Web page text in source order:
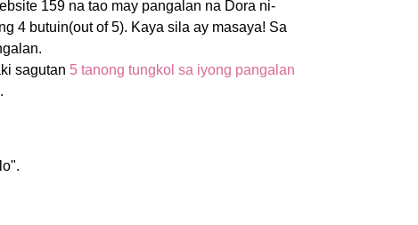
159 na tao may pangalan na Dora ni-
4 butuin(out of 5). Kaya sila ay masaya! Sa
sagutan 5 tanong tungkol sa iyong pangalan